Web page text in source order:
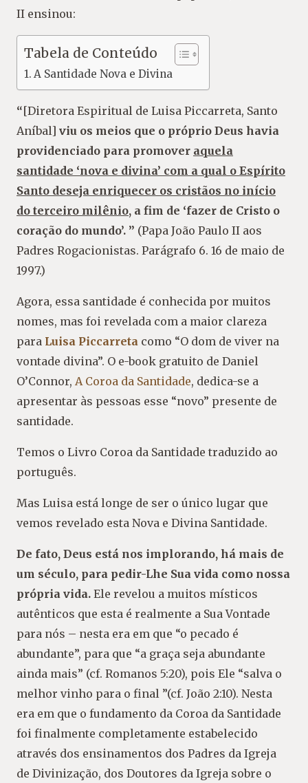
II ensinou:
Tabela de Conteúdo
A Santidade Nova e Divina
“[Diretora Espiritual de Luisa Piccarreta, Santo
Aníbal] viu os meios que o próprio Deus havia
providenciado para promover aquela
santidade ‘nova e divina’ com a qual o Espírito
Santo deseja enriquecer os cristãos no início
do terceiro milênio, a fim de ‘fazer de Cristo o
coração do mundo’. ” (Papa João Paulo II aos
Padres Rogacionistas. Parágrafo 6. 16 de maio de
1997.)
Agora, essa santidade é conhecida por muitos
nomes, mas foi revelada com a maior clareza
para Luisa Piccarreta como “O dom de viver na
vontade divina”. O e-book gratuito de Daniel
O’Connor, A Coroa da Santidade, dedica-se a
apresentar às pessoas esse “novo” presente de
santidade.
Temos o Livro Coroa da Santidade traduzido ao
português.
Mas Luisa está longe de ser o único lugar que
vemos revelado esta Nova e Divina Santidade.
De fato, Deus está nos implorando, há mais de
um século, para pedir-Lhe Sua vida como nossa
própria vida. Ele revelou a muitos místicos
autênticos que esta é realmente a Sua Vontade
para nós – nesta era em que “o pecado é
abundante”, para que “a graça seja abundante
ainda mais” (cf. Romanos 5:20), pois Ele “salva o
melhor vinho para o final ”(cf. João 2:10). Nesta
era em que o fundamento da Coroa da Santidade
foi finalmente completamente estabelecido
através dos ensinamentos dos Padres da Igreja
de Divinização, dos Doutores da Igreja sobre o